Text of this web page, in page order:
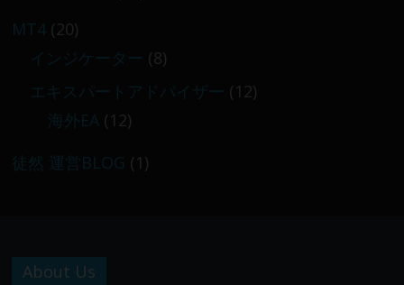
MT4(20)
インジケーター (8)
エキスパートアドバイザー (12)
海外EA (12)
徒然 運営BLOG (1)
About Us